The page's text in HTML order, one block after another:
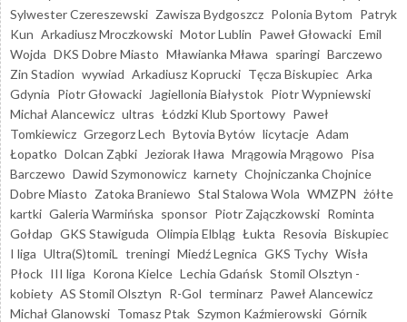
Sylwester Czereszewski Zawisza Bydgoszcz Polonia Bytom Patryk
Kun Arkadiusz Mroczkowski Motor Lublin Paweł Głowacki Emil
Wojda DKS Dobre Miasto Mławianka Mława sparingi Barczewo
Zin Stadion wywiad Arkadiusz Koprucki Tęcza Biskupiec Arka
Gdynia Piotr Głowacki Jagiellonia Białystok Piotr Wypniewski
Michał Alancewicz ultras Łódzki Klub Sportowy Paweł
Tomkiewicz Grzegorz Lech Bytovia Bytów licytacje Adam
Łopatko Dolcan Ząbki Jeziorak Iława Mrągowia Mrągowo Pisa
Barczewo Dawid Szymonowicz karnety Chojniczanka Chojnice
Dobre Miasto Zatoka Braniewo Stal Stalowa Wola WMZPN żółte
kartki Galeria Warmińska sponsor Piotr Zajączkowski Rominta
Gołdap GKS Stawiguda Olimpia Elbląg Łukta Resovia Biskupiec
I liga Ultra(S)tomiL treningi Miedź Legnica GKS Tychy Wisła
Płock III liga Korona Kielce Lechia Gdańsk Stomil Olsztyn -
kobiety AS Stomil Olsztyn R-Gol terminarz Paweł Alancewicz
Michał Glanowski Tomasz Ptak Szymon Kaźmierowski Górnik